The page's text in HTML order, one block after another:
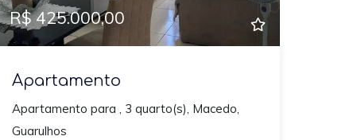
R$ 425.000,00
Apartamento
Apartamento para , 3 quarto(s), Macedo,
Guarulhos